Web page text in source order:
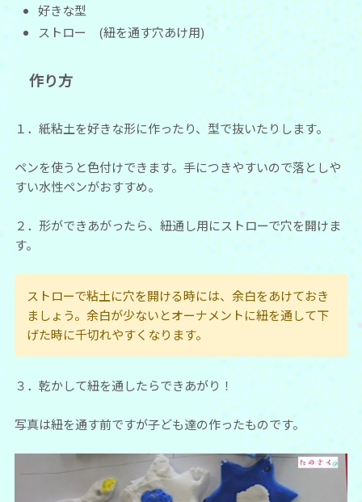
好きな型
ストロー (紐を通す穴あけ用)
作り方
１．紙粘土を好きな形に作ったり、型で抜いたりします。
ペンを使うと色付けできます。手につきやすいので落としや
すい水性ペンがおすすめ。
２．形ができあがったら、紐通し用にストローで穴を開けま
す。
ストローで粘土に穴を開ける時には、余白をあけておき
ましょう。余白が少ないとオーナメントに紐を通して下
げた時に千切れやすくなります。
３．乾かして紐を通したらできあがり！
写真は紐を通す前ですが子ども達の作ったものです。